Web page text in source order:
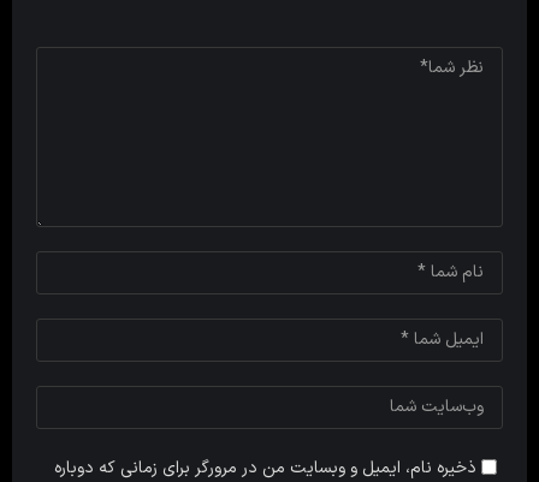
ذخیره نام، ایمیل و وبسایت من در مرورگر برای زمانی که دوباره